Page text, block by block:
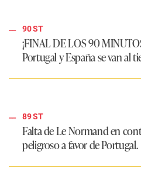
90 ST
¡FINAL DE LOS 90
Portugal y España se van al
89 ST
Falta de Le Normand en
peligroso a favor de Portugal.